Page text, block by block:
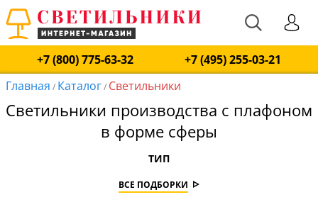
+7 (800) 775-63-32
+7 (495) 255-03-21
Главная / Каталог/ Светильники
Светильники производства с плафоном
в форме сферы
ТИП
ВСЕ ПОДБОРКИ